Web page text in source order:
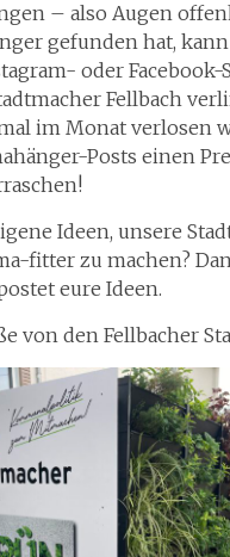
– also Augen
gefunden hat,
oder Facebook-
Fellbach
im Monat verlosen
Posts einen
Ideen, unsere
fitter zu machen?
eure Ideen.
von den Fellbacher